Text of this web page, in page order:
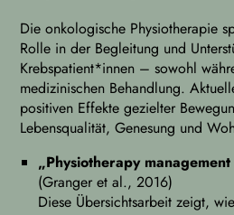
Die onkologische Physiotherapie
Rolle in der Begleitung und
Krebspatient*innen – sowohl
medizinischen Behandlung.
positiven Effekte gezielter
Lebensqualität, Genesung und
„Physiotherapy
(Granger et al., 2016)
Diese Übersichtsarbeit zeigt,